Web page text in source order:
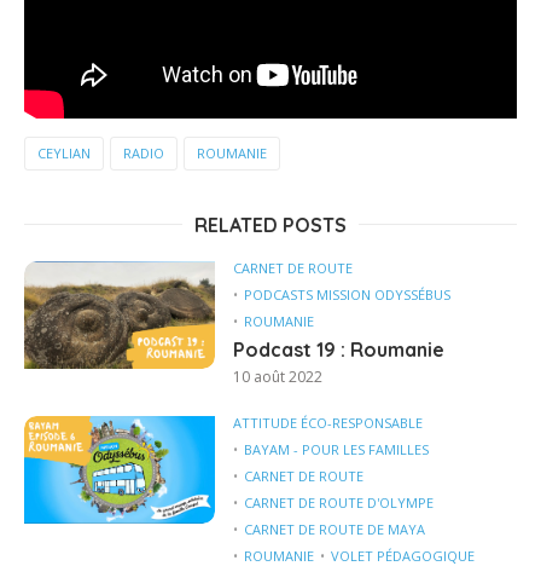
CEYLIAN RADIO ROUMANIE
RELATED POSTS
CARNET DE ROUTE
PODCASTS MISSION ODYSSÉBUS
ROUMANIE
Podcast 19 : Roumanie
10 août 2022
ATTITUDE ÉCO-RESPONSABLE
BAYAM - POUR LES FAMILLES
CARNET DE ROUTE
CARNET DE ROUTE D'OLYMPE
CARNET DE ROUTE DE MAYA
ROUMANIE
VOLET PÉDAGOGIQUE